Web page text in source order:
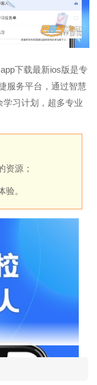
下载最新ios版是专
服务平台，通过智慧
习计划，超多专业
资源；
。